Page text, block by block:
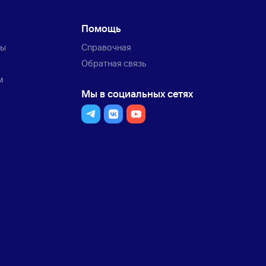
Помощь
Справочная
Обратная связь
Мы в социальных сетях